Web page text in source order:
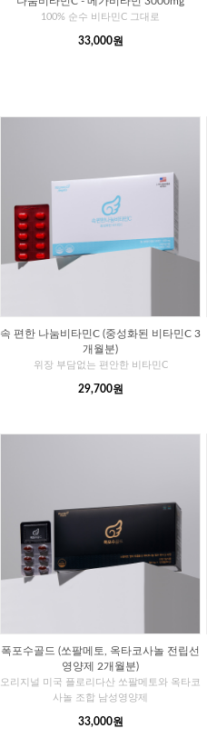
100% 순수 비타민C 그대로
33,000원
속 편한 나눔비타민C (중성화된 비타민C 3
개월분)
위장 부담없는 편안한 비타민C
29,700원
폭포수골드 (쏘팔메토, 옥타코사놀 전립선
영양제 2개월분)
오리지널 미국 플로리다산 쏘팔메토와 옥타코
사놀 조합 남성영양제
33,000원